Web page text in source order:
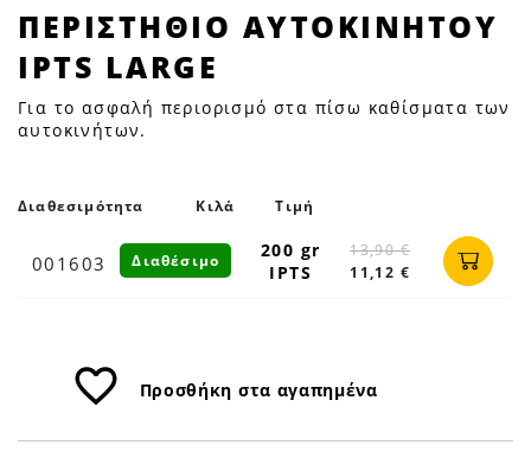
ΠΕΡΙΣΤΗΘΙΟ
ΑΥΤΟΚΙΝΗΤΟΥ
IPTS
LARGE
|
ΠΕΡΙΣΤΗΘΙΟ ΑΥΤΟΚΙΝΗΤΟΥ
IPTS LARGE
Για το ασφαλή περιορισμό στα πίσω καθίσματα των
αυτοκινήτων.
Διαθεσιμότητα Κιλά Τιμή
001603
200 gr
IPTS
13,90 €
11,12 €
Διαθέσιμο
favorite_border Προσθήκη στα αγαπημένα